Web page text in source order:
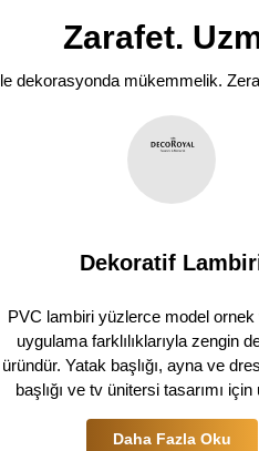
Zarafet.
dekorasyonda mükemmelik.
Dekoratif
PVC lambiri yüzlerce model ornek
uygulama farklılıklarıyla zengin
üründür. Yatak başlığı, ayna ve
başlığı ve tv ünitersi tasarımı için
Daha Fazla Oku